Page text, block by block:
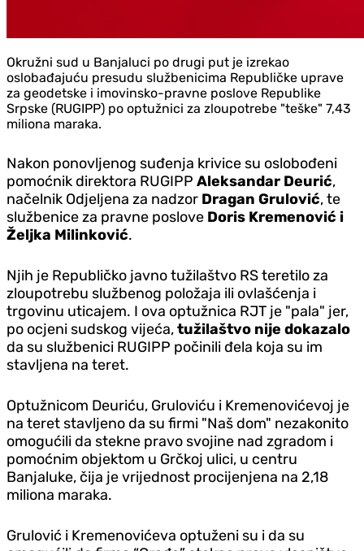
Okružni sud u Banjaluci po drugi put je izrekao
oslobađajuću presudu službenicima Republičke uprave
za geodetske i imovinsko-pravne poslove Republike
Srpske (RUGIPP) po optužnici za zloupotrebe "teške" 7,43
miliona maraka.
Nakon ponovljenog suđenja krivice su oslobođeni
pomoćnik direktora RUGIPP Aleksandar Deurić,
načelnik Odjeljena za nadzor Dragan Grulović, te
službenice za pravne poslove Doris Kremenović i
Željka Milinković.
Njih je Republičko javno tužilaštvo RS teretilo za
zloupotrebu službenog položaja ili ovlašćenja i
trgovinu uticajem. I ova optužnica RJT je "pala" jer,
po ocjeni sudskog vijeća,tužilaštvo nije dokazalo
da su službenici RUGIPP počinili đela koja su im
stavljena na teret.
Optužnicom Deuriću, Gruloviću i Kremenovićevoj je
na teret stavljeno da su firmi "Naš dom" nezakonito
omogućili da stekne pravo svojine nad zgradom i
pomoćnim objektom u Grčkoj ulici, u centru
Banjaluke, čija je vrijednost procijenjena na 2,18
miliona maraka.
Grulović i Kremenovićeva optuženi su i da su